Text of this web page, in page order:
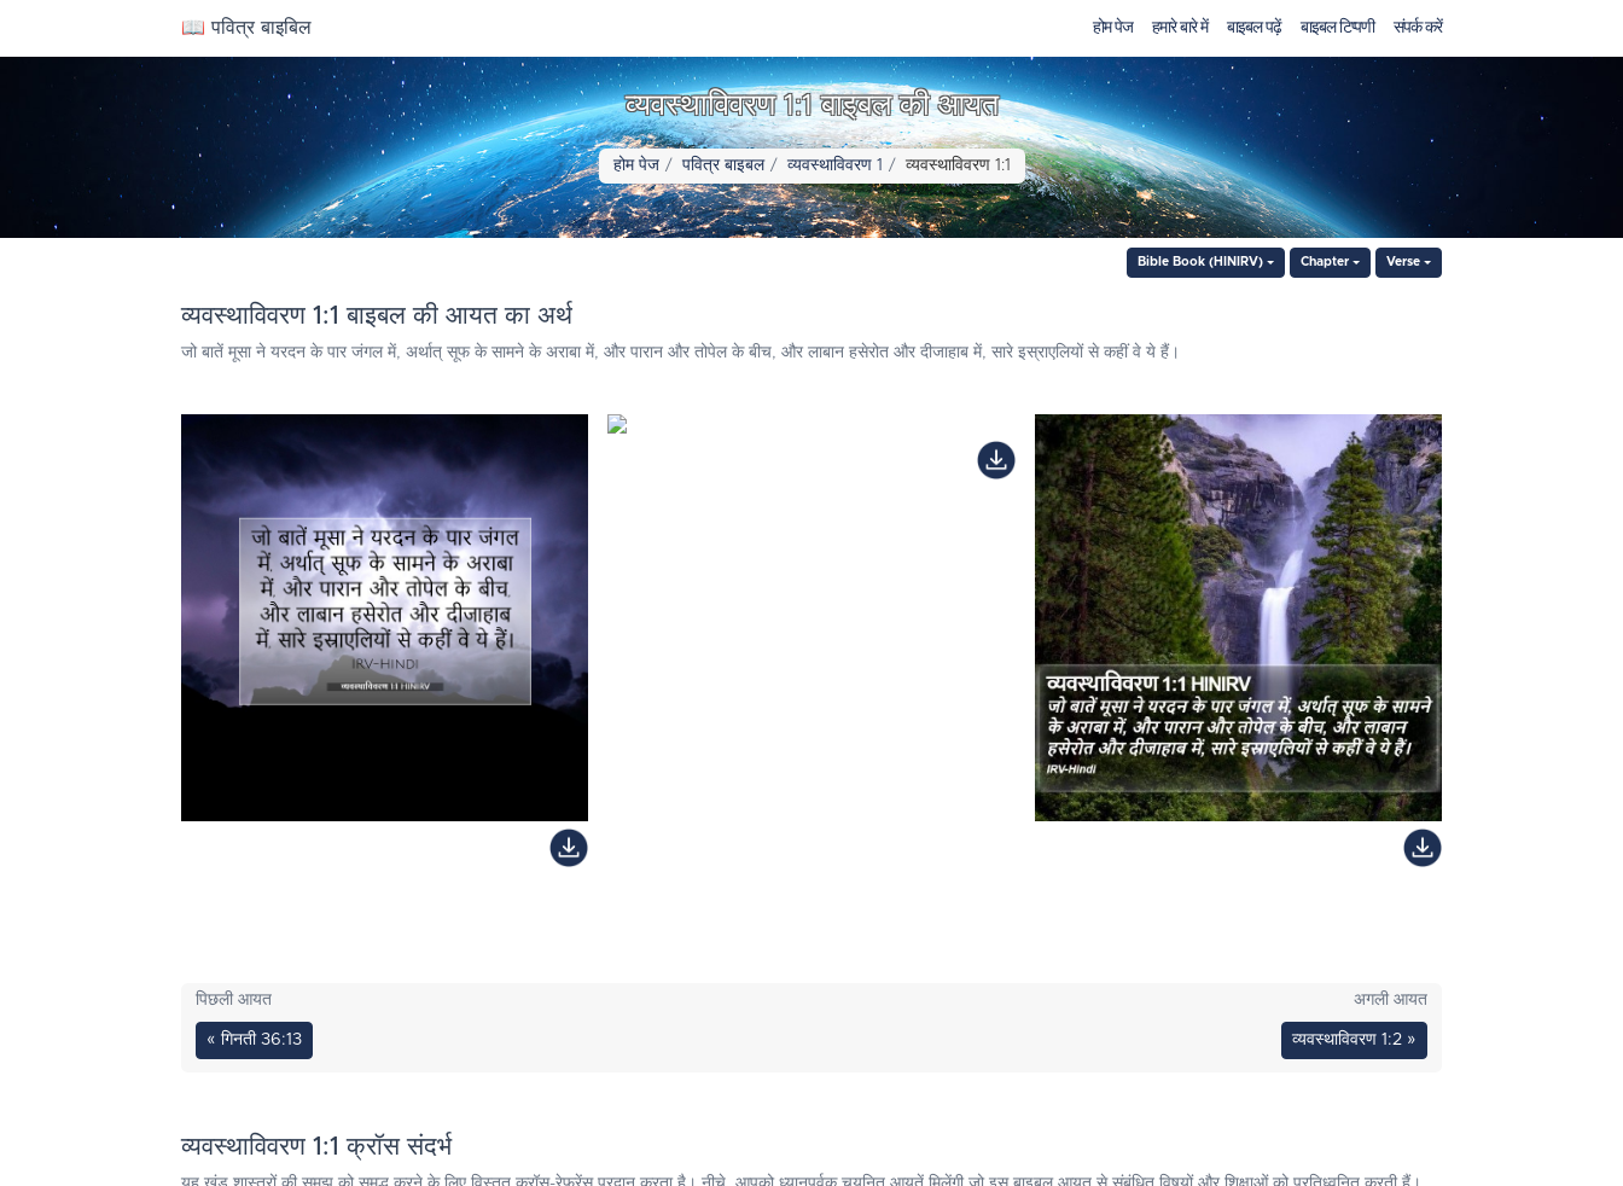
📖 पवित्र बाइबिल होम पेज हमारे बारे में बाइबल पढ़ें बाइबल टिप्पणी संपर्क करें
व्यवस्थाविवरण 1:1 बाइबल की आयत
होम पेज पवित्र बाइबल व्यवस्थाविवरण 1 व्यवस्थाविवरण 1:1
Bible Book (HINIRV) Chapter Verse
व्यवस्थाविवरण 1:1 बाइबल की आयत का अर्थ
जो बातें मूसा ने यरदन के पार जंगल में, अर्थात् सूफ के सामने के अराबा में, और पारान और तोपेल के बीच, और लाबान हसेरोत और दीजाहाब में, सारे इस्राएलियों से कहीं वे ये हैं।
पिछली आयत
« गिनती 36:13
अगली आयत
व्यवस्थाविवरण 1:2 »
व्यवस्थाविवरण 1:1 क्रॉस संदर्भ